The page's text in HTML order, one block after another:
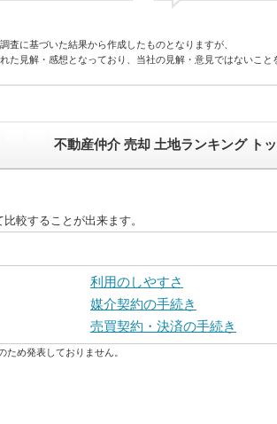
査に基づいた結果から作成したものとなりますが、
見解・感想となっており、当社の見解・意見ではないこと
不動産仲介 売却 土地ランキング ト
較することが出来ます。
利用のしやすさ
媒介契約の手続き
売買契約・決済の手続き
め発表しておりません。